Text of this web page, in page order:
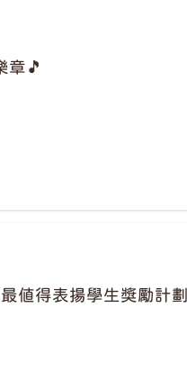
章🎵
值得表揚學生獎勵計劃